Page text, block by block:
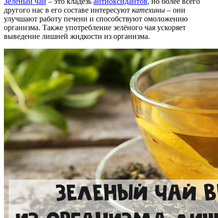
другого нас в его составе интересуют катехины – они
улучшают работу печени и способствуют омоложению
организма. Также употребление зелёного чая ускоряет
выведение лишней жидкости из организма.